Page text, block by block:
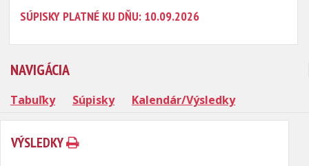
SÚPISKY PLATNÉ KU DŇU: 10.09.2026
NAVIGÁCIA
Tabuľky Súpisky Kalendár/Výsledky
VÝSLEDKY